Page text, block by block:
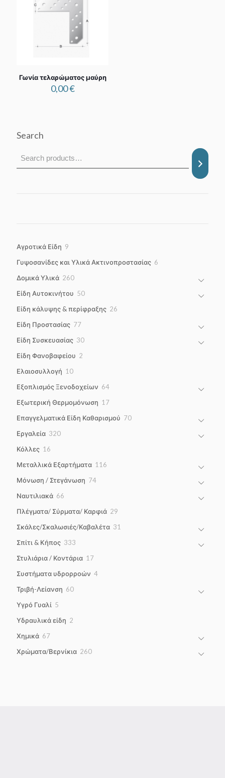
Γωνία τελαρώματος μαύρη
0,00€
Search
Αγροτικά Είδη 9
Γυψοσανίδες και Υλικά Ακτινοπροστασίας 6
Δομικά Υλικά 260260
Είδη Αυτοκινήτου 5050
Είδη κάλυψης & περίφραξης 26
Είδη Προστασίας 7777
Είδη Συσκευασίας 3030
Είδη Φανοβαφείου 2
Ελαιοσυλλογή 1010
Εξοπλισμός Ξενοδοχείων 6464
Εξωτερική Θερμομόνωση 1717
Επαγγελματικά Είδη Καθαρισμού 7070
Εργαλεία 320320
Κόλλες 16
Μεταλλικά Εξαρτήματα 116
Μόνωση / Στεγάνωση 7474
Ναυτιλιακά 66
Πλέγματα/ Σύρματα/ Καρφιά 29
Σκάλες/Σκαλωσιές/Καβαλέτα 31
Σπίτι & Κήπος 333
Στυλιάρια / Κοντάρια 1717
Συστήματα υδρορροών 44
Τριβή-Λείανση 6060
Υγρό Γυαλί 5
Υδραυλικά είδη 2
Χημικά 6767
Χρώματα/Βερνίκια 260260